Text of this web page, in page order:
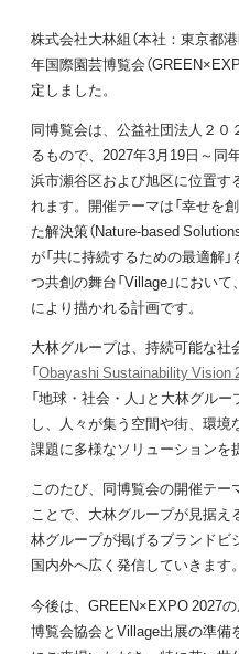
株式会社大林組（本社：東京都
年国際園芸博覧会（
定しました。
同博覧会は、公益社団法人２
るもので、2027年3月19日～同
浜市瀬谷区および旭区に位置す
れます。開催テーマは「幸せを
た解決策（Nature-based
が「共に持続するための最適解
つ共創の舞台「Village」におい
により描かれる計画です。
大林グループは、持続可能な
「Obayashi Sustainability Vision
「地球・社会・人」と大林グル
し、人々が集う空間や街、環
課題に多様なソリューションを
このたび、同博覧会の開催テ
ことで、大林グループが見据え
林グループが掲げるブランドビ
国内外へ広く発信していきます。
今後は、GREEN×EXPO 2027
博覧会協会とVillage出展の準備